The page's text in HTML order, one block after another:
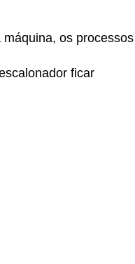
os processos
ficar